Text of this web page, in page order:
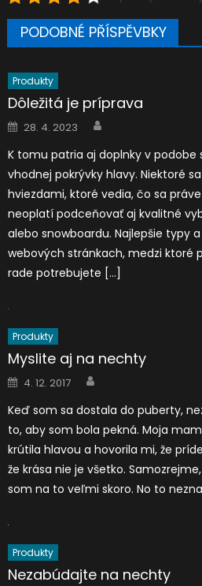
PODOBNÉ PŘÍSPĚVBKY
Produkty
Dôležitá je príprava
Posted
on
28. 4. 2023
K tomu patria aj doplnky v podobe
vhodnej pokrývky hlavy. Niektoré
hviezdami, ktoré vedia, čo sa
neoplatí podceňovať aj kvalitné
alebo snowboardu. Najlepšie typy
webových stránkach, medzi ktoré
rade potrebujete […]
Produkty
Myslite aj na nechty
Posted
on
4. 12. 2017
Keď som sa dostala do puberty,
to, aby som bola pekná. Moja
krútila hlavou a hovorila mi, že
že krása nie je všetko.
som na to veľmi skoro. No to
Produkty
Nezabúdajte na nechty